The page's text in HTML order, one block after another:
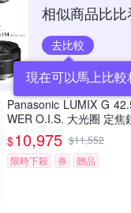
相似商品比比
去比較
現在可以馬上比較
Panasonic LUMIX G
WER O.I.S. 大光圈 定焦
$10,975 $11,552
限時下殺
券 贈品